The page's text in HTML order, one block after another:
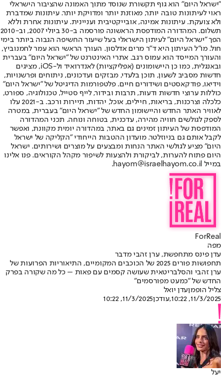
"ישראל היום" הוא גוף תקשורת שנוסד מתוך האמונה שהציבור הישראלי
ראוי לעיתונות טובה יותר, מאוזנת יותר ומדויקת יותר. עיתונות שמדברת
ולא צועקת. עיתונות אמינה, אובייקטיבית ועניינית. עיתונות אחרת וללא
תשלום. המהדורה המודפסת הראשונה פורסמה ב-30 ביולי 2007, וב-2010
הפך "ישראל היום" לעיתון הישראלי בעל שיעור החשיפה הגבוה ביותר בימי
חול. מו"ל העיתון היא ד"ר מרים אדלסון. העורך הראשי הוא עמר לחמנוביץ,
והעורך המייסד הוא עמוס רגב. אתרי האינטרנט של "ישראל היום" בעברית
ובאנגלית, כמו כן היישומונים (אפליקציות) לאנדרואיד ול-iOS, מציגים
חדשות מסביב לשעון, תוכן בלעדי, מבזקים ועדכונים, ניתוחים ופרשנויות,
וידיאו, פודקאסטים ושידורים חיים. פלטפורמות הדיגיטל של "ישראל היום"
כוללות ערוצי חדשות ודעות, תרבות ובידור, לייף סטייל, טכנולוגיה, ספורט,
כלכלה וצרכנות, בריאות, חיילים, אוכל, יהדות, תיירות ורכב. ב-2021 עלו
לאוויר האתר החדש והיישומון החדש של "ישראל היום" בעברית, במטרה
לספק לגולשים חוויה מהירה, עדכנית, בטוחה ונוחה. תכני המהדורה
המודפסת של העיתון זמינים גם באתר, במהדורה יומית מקוונת, ואפשר
לקבל אותם גם בניוזלטר. מועדון ההטבות הייחודי "הקליקה של ישראל
היום" מציע לגולשי האתר הנחות ומבצעים על מוצרים ושירותים. ישראל
היום פתוח להערות, לביקורת ולהצעות לשיפור מקהל הקוראים. פנו אלינו
במייל hayom@israelhayom.co.il.
ForReal
מפה
עדן פינס מתחפשת, ערן זהבי מדבר
תחפושות פורים 2025 של הכוכבים המקומיים, התיאוריות הפרועות של
ערן זהבי והסלבריטאית שעושה קסמים עם פאות – כל מה שקורה בפרק
החדש של "כמעט מפורסמים"
צליל הופמןעדן יואל
11/3/2025, 10:22
,עודכן11/3/2025, 10:22
יעל